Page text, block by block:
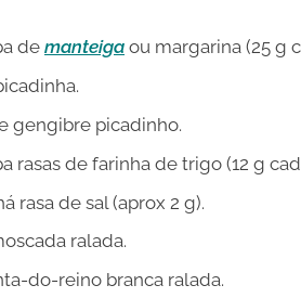
de manteiga ou margarina (25 g
gengibre picadinho.
rasas de farinha de trigo (12 g
rasa de sal (aprox 2 g).
ralada.
do-reino branca ralada.